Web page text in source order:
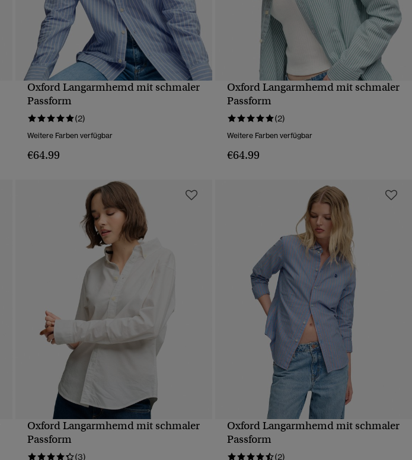
SCHNELLANSICHT
Oxford Langarmhemd mit schmaler
Passform
(2)
Weitere Farben verfügbar
€64.99
SCHNELLANSICHT
Oxford Langarmhemd mit schmaler
Passform
(2)
Weitere Farben verfügbar
€64.99
SCHNELLANSICHT
Oxford Langarmhemd mit schmaler
Passform
(3)
SCHNELLANSICHT
Oxford Langarmhemd mit schmaler
Passform
(2)